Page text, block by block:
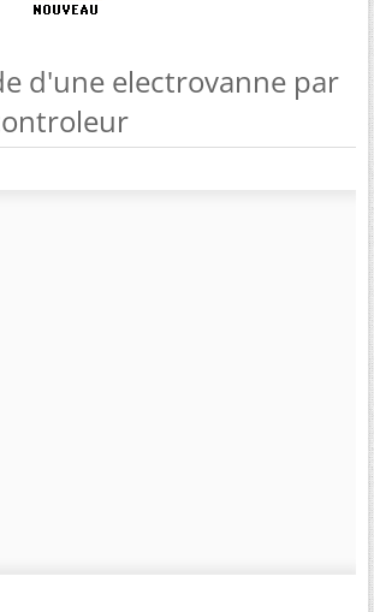
d'une electrovanne par